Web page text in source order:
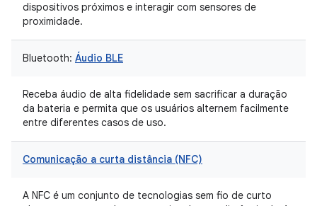
dispositivos próximos e interagir com sensores de
proximidade.
Bluetooth: Áudio BLE
Receba áudio de alta fidelidade sem sacrificar a duração
da bateria e permita que os usuários alternem facilmente
entre diferentes casos de uso.
Comunicação a curta distância (NFC)
A NFC é um conjunto de tecnologias sem fio de curto